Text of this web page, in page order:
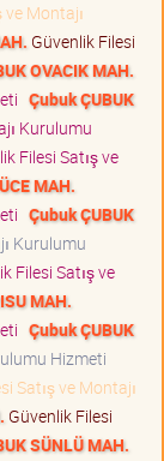
ve Montajı
Güvenlik Filesi
OVACIK MAH.
Çubuk ÇUBUK
Kurulumu
Filesi Satış ve
MAH.
Çubuk ÇUBUK
Kurulumu
Filesi Satış ve
MAH.
Çubuk ÇUBUK
Hizmeti
Satış ve Montajı
Güvenlik Filesi
SÜNLÜ MAH.